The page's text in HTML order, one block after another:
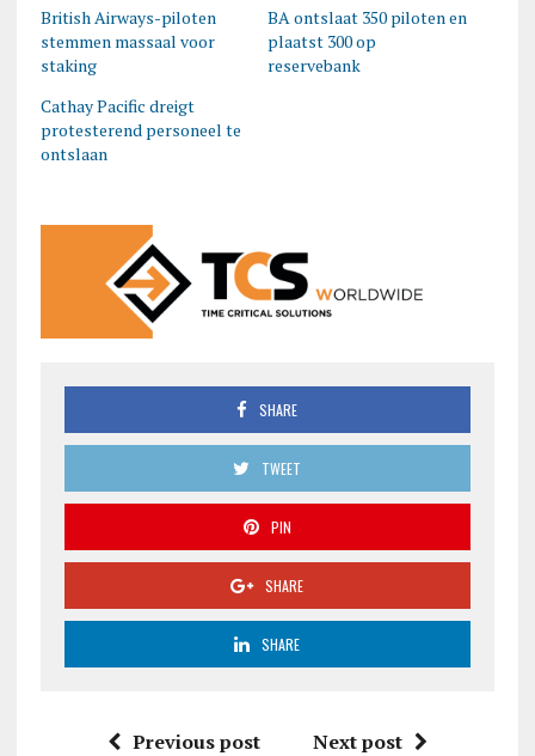
British Airways-piloten
stemmen massaal voor
staking
BA ontslaat 350 piloten en
plaatst 300 op
reservebank
Cathay Pacific dreigt
protesterend personeel te
ontslaan
SHARE
TWEET
PIN
SHARE
SHARE
Previous post Next post